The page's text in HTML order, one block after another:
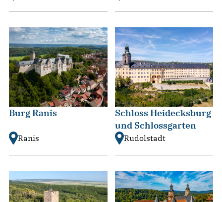
Burg Ranis
Ranis
Schloss Heidecksburg
und Schlossgarten
Rudolstadt